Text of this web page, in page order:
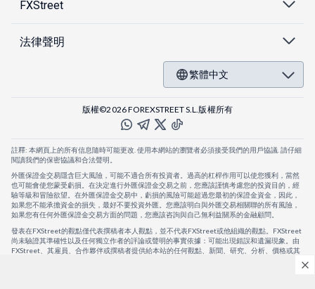
FXStreet
法律聲明
繁體中文
版權©2026 FOREXSTREET S.L.版權所有
註釋: 本網頁上的所有信息隨時可能更改. 使用本網站的瀏覽者必須接受我們的用戶協議. 請仔細
閱讀我們的保密協議和合法聲明。
外匯保證金交易隱含巨大風險，可能不適合所有投資者。過高的杠桿作用可以使您獲利，當然
也可能會使您蒙受虧損。在決定進行外匯保證金交易之前，您應該謹慎考慮您的投資目的，經
驗等級和冒險欲望。在外匯保證金交易中，虧損的風險可能超過您最初的保證金資金，因此，
如果您不能承擔資金的損失，最好不要投資外匯。您應該明白與外匯交易相關聯的所有風險，
如果您有任何外匯保證金交易方面的問題，您應該咨詢與自己無利益關系的金融顧問。
發表在FXStreet的觀點僅代表撰稿者本人觀點，並不代表FXStreet或他組織的觀點。FXStreet
尚未驗證其準確性以及任何獨立作者的評論或聲明的事實依據：可能出現錯誤和遺漏現象。由
FXStreet、其雇員、合作夥伴或撰稿者提供給本站的任何觀點、新聞、研究、分析、價格或其